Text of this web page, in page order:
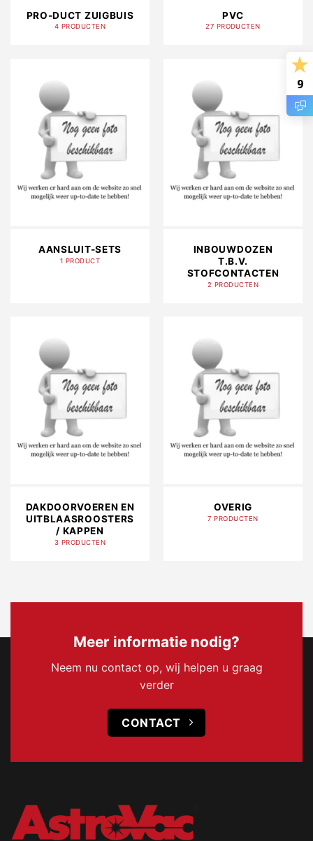
PRO-DUCT ZUIGBUIS
4 PRODUCTEN
PVC
27 PRODUCTEN
AANSLUIT-SETS
1 PRODUCT
INBOUWDOZEN
T.B.V.
STOFCONTACTEN
2 PRODUCTEN
DAKDOORVOEREN EN
UITBLAASROOSTERS
/ KAPPEN
3 PRODUCTEN
OVERIG
7 PRODUCTEN
Meer informatie nodig?
Neem nu contact op, wij helpen u graag
verder
CONTACT
9